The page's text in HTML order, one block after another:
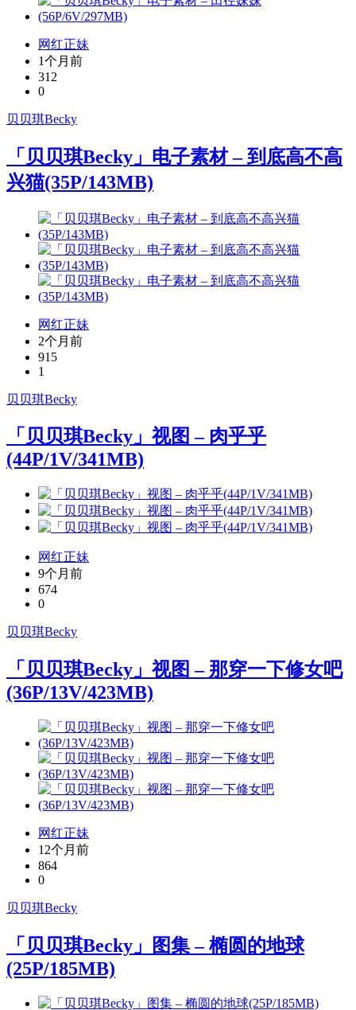
网红正妹
1个月前
312
0
贝贝琪Becky
「贝贝琪Becky」电子素材 – 到底高不高
兴猫(35P/143MB)
网红正妹
2个月前
915
1
贝贝琪Becky
「贝贝琪Becky」视图 – 肉乎乎
(44P/1V/341MB)
网红正妹
9个月前
674
0
贝贝琪Becky
「贝贝琪Becky」视图 – 那穿一下修女吧
(36P/13V/423MB)
网红正妹
12个月前
864
0
贝贝琪Becky
「贝贝琪Becky」图集 – 椭圆的地球
(25P/185MB)